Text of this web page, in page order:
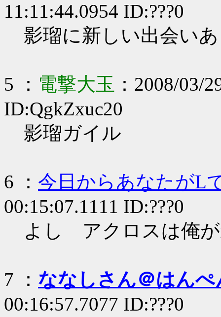
11:11:44.0954 ID:???0
影瑠に新しい出会い
5 ： 電撃大玉 ：2008/03/
ID:QgkZxuc20
影瑠ガイル
6 ： 今日からあなたがL
00:15:07.1111 ID:???0
よし アクロスは俺
7 ： ななしさん＠はんぺ
00:16:57.7077 ID:???0